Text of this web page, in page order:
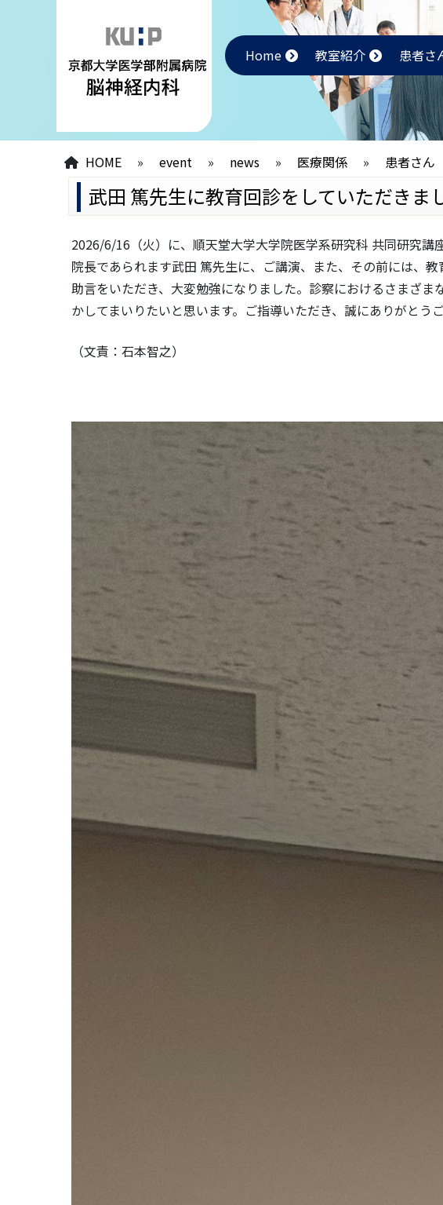
Home
教室紹介 患者さ
HOME » event » news » 医療関係 » 患者さん
武田 篤先生に教育回診をしていただきま
2026/6/16（火）に、順天堂大学大学院医学系研究科 共同研究
院長であられます武田 篤先生に、ご講演、また、その前には、
助言をいただき、大変勉強になりました。診察におけるさまざ
かしてまいりたいと思います。ご指導いただき、誠にありがとう
（文責：石本智之）